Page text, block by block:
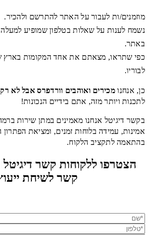
מוזמנים/ות לעבור על האתר להתרשם ולהכיר.
נשמח לענות על שאלות בטלפון שמופיע
באתר.
כפי שתראו, מצאתם את אחד המקומות בארץ
לבוריו.
כן, אנחנו מכירים ואוהבים וורדפרס אבל לא רק
לתכנות ויותר מזה, אתם בידיים הנכונות!
בקשר דיגיטל אנחנו מאמינים במתן שירות
אמינות, עמידה בלוחות זמנים, ומציאת הפתרון
בהתאמה לתקציב הלקוח.
הצטרפו ללקוחות קשר
קשר לשיחת